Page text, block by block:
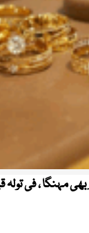
بھی مہنگا ، فی